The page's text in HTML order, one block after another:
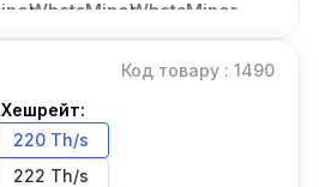
Код товару : 1490
Хешрейт:
220 Th/s
222 Th/s